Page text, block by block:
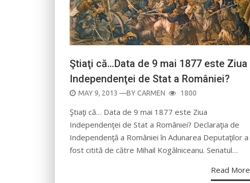
Ştiaţi că…Data de 9 mai 1877 este Ziua
Independenţei de Stat a României?
POSTED
MAY 9, 2013 —BYCARMEN 1800
Ştiaţi că… Data de 9 mai 1877 este Ziua
Independenţei de Stat a României? Declaraţia de
Independenţă a României în Adunarea Deputaţilor a
fost citită de către Mihail Kogălniceanu. Senatul…
Read More